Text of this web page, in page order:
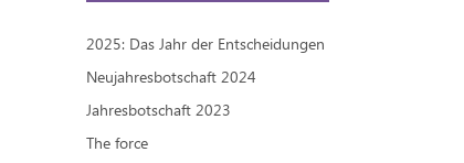
2025: Das Jahr der Entscheidungen
Neujahresbotschaft 2024
Jahresbotschaft 2023
The force